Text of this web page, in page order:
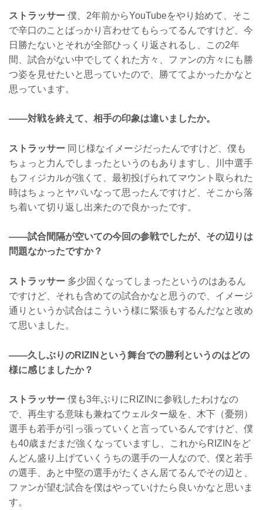
ストラッサー 僕、2年前からYouTubeをやり始めて、そこ
で辛口のことばっかり言わせてもらってるんですけど、今
日勝たないとそれが全部ひっくり返されるし、この2年
間、試合がない中でしてくれた方々、ファンの方々にも勝
つ姿を見せたいと思っていたので、勝ててよかったかなと
思っています。
——対戦を終えて、相手の印象は違いましたか。
ストラッサー 同じ様なイメージだったんですけど、僕も
ちょっと力んでしまったというのもありますし、川中選手
もフィジカルが強くて、最初投げられてマウント取られた
時はちょっとヤバいなって思ったんですけど、そこから落
ち着いて切り返し出来たので良かったです。
——試合間隔が空いての今回の参戦でしたが、その辺りは
問題なかったですか？
ストラッサー 多少固くなってしまったというのはあるん
ですけど、それも含めての試合かなと思うので、イメージ
通りというか試合はこういう様に緊張もするんだなと改め
て思いました。
——久しぶりのRIZINという舞台での勝利というのはどの
様に感じましたか？
ストラッサー 僕も3年ぶりにRIZINに参戦したわけなの
で、再生する意味も兼ねてウェルター級を、木下（憂朔）
選手も若手が引っ張っていくと言っているんですけど、僕
も40歳まだまだ強くなっていますし、これからRIZINをど
んどん盛り上げていくうちの選手の一人なので、僕と若手
の選手、あと中堅の選手がたくさん居てるんでその辺と、
ファンが望む試合を僕はやっていけたら良いかなと思いま
す。